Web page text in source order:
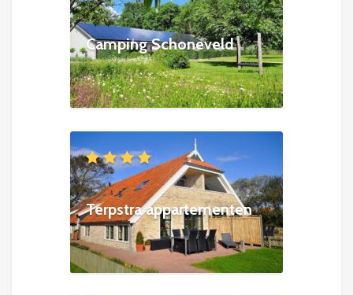
Camping Schoneveld
Terpstra appartementen